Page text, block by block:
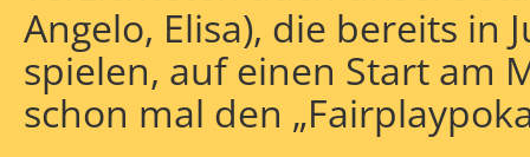
Angelo, Elisa), die bereits in
spielen, auf einen Start am
schon mal den